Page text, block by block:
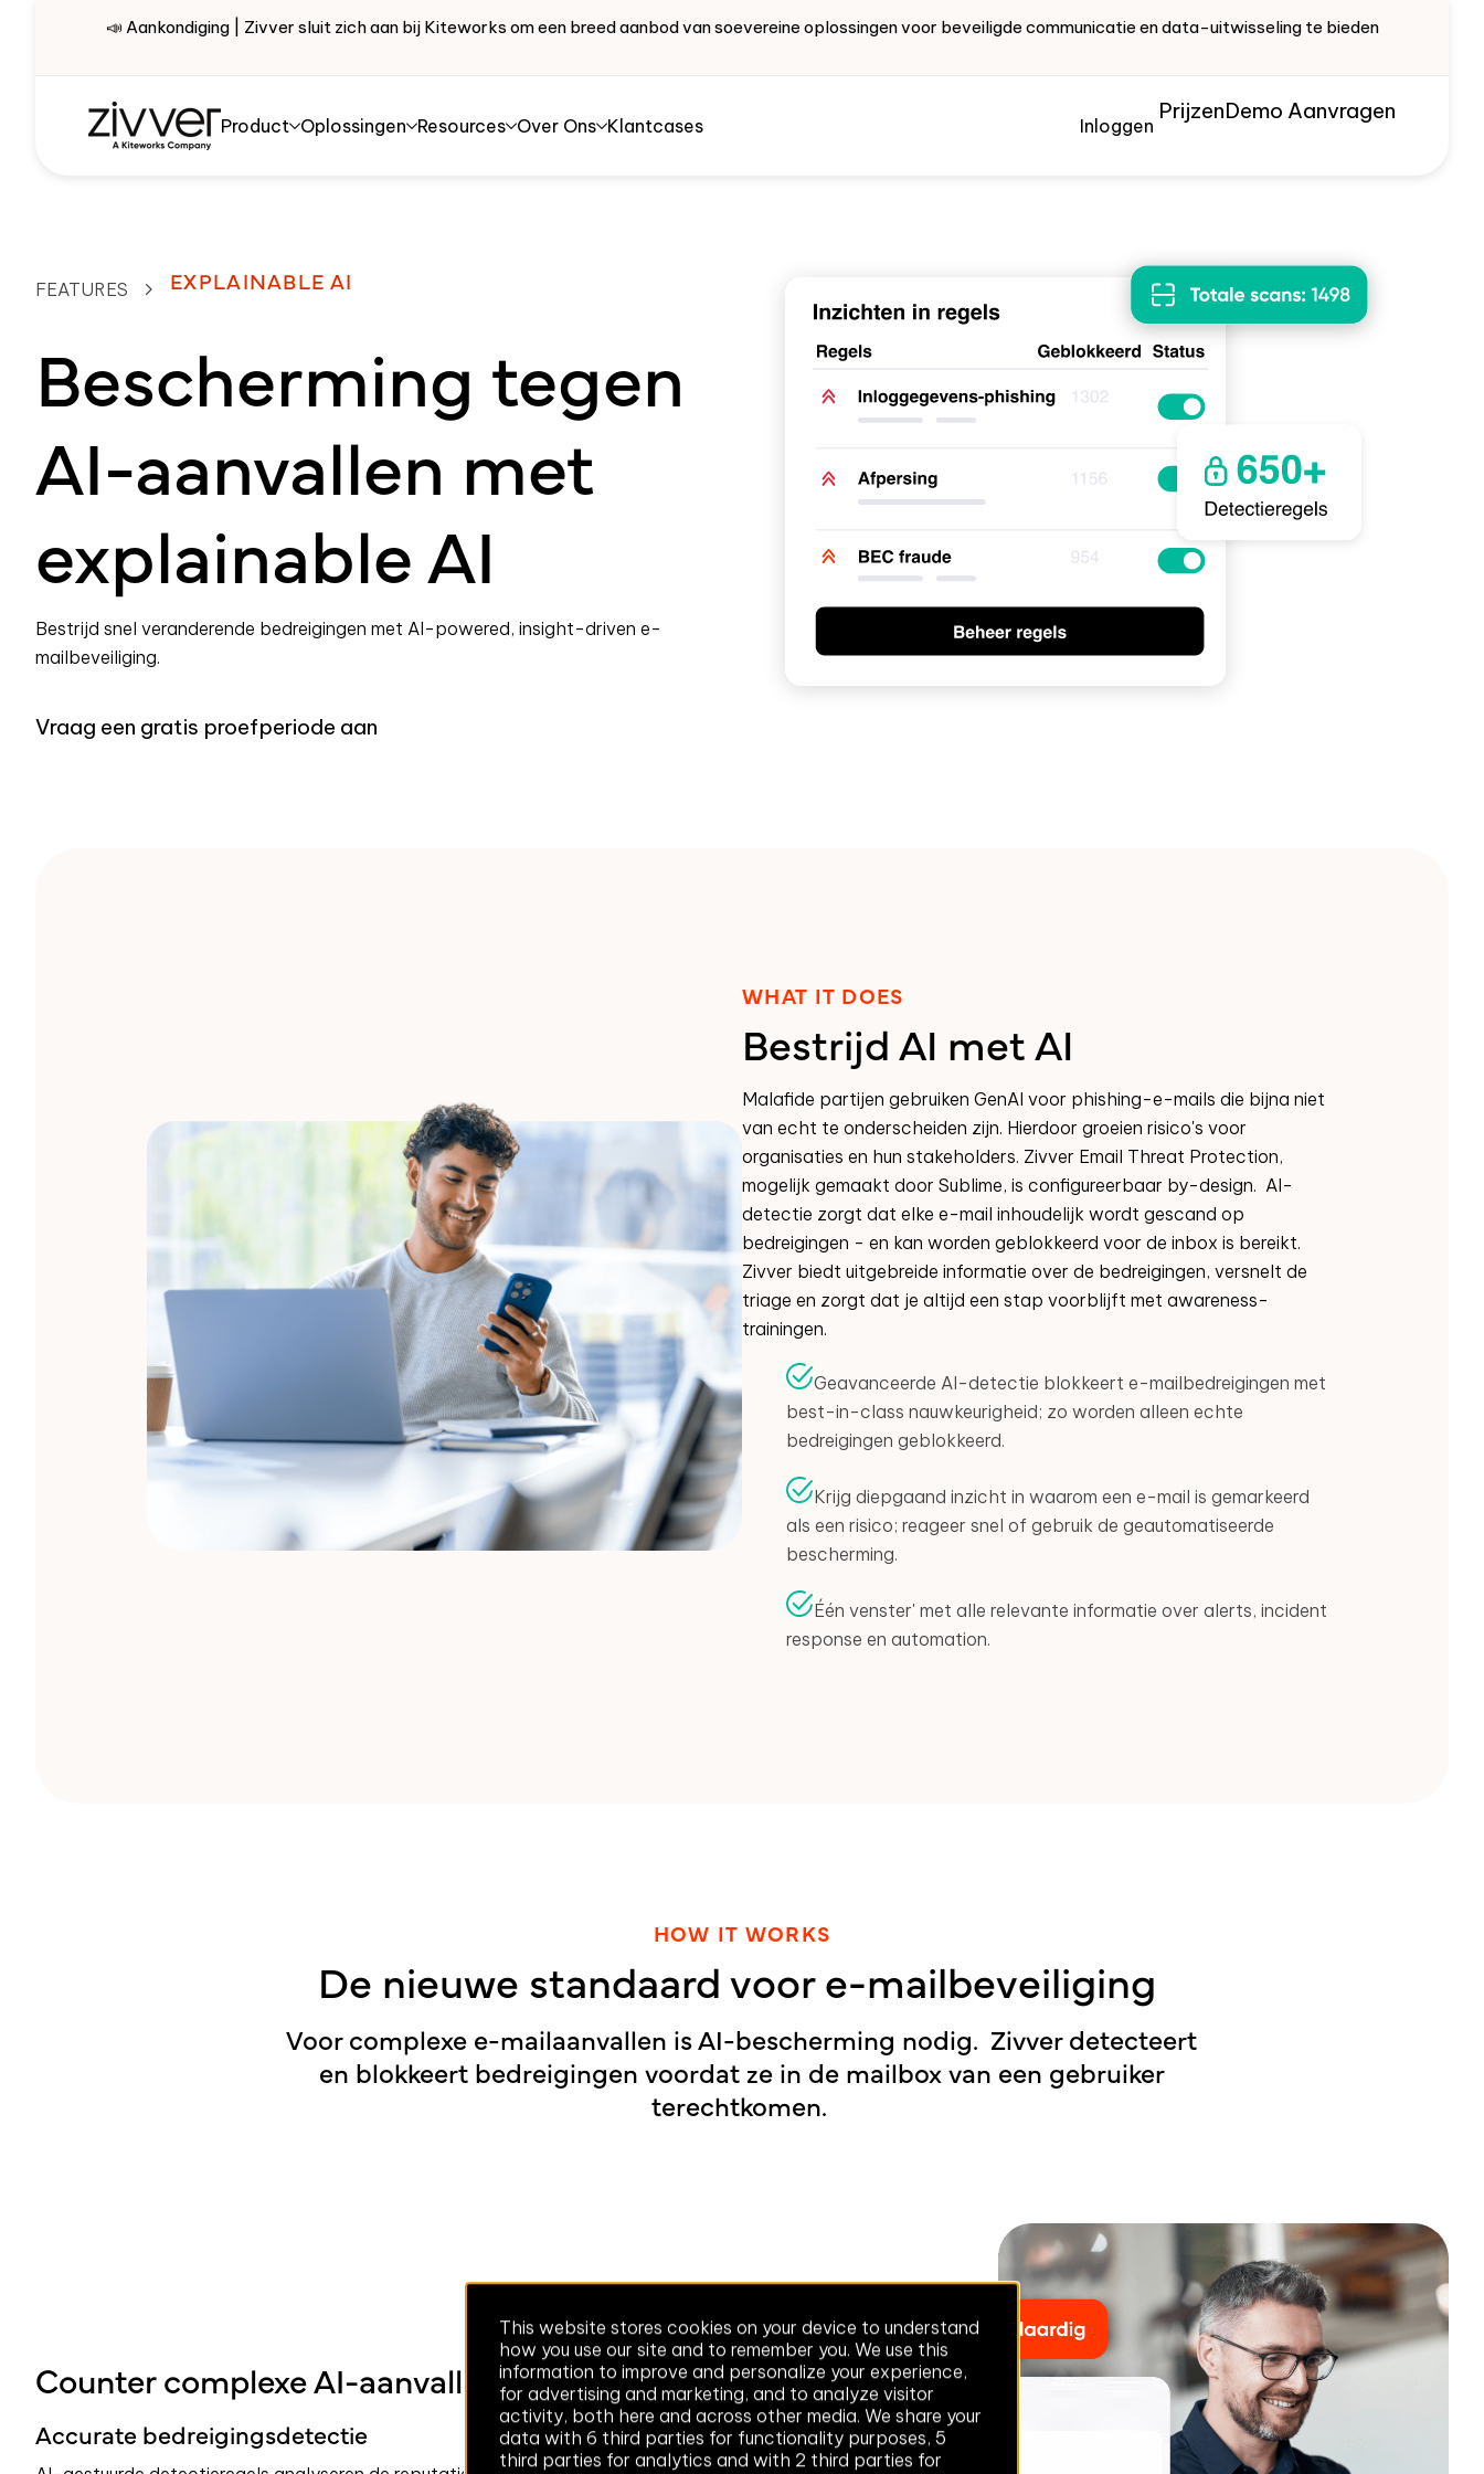
This website stores cookies on your device to understand
how you use our site and to remember you. We use this
information to improve and personalize your experience,
for advertising and marketing, and to analyze visitor
activity, both here and across other media. We share your
data with 6 third parties for functionality purposes, 5
third parties for analytics and with 2 third parties for
📣 Aankondiging | Zivver sluit zich aan bij Kiteworks om een breed aanbod van soevereine oplossingen voor beveiligde communicatie en data-uitwisseling te bieden
Product Oplossingen Resources Over Ons Klantcases Inloggen
PrijzenDemo Aanvragen
FEATURES EXPLAINABLE AI
Bescherming tegen
AI-aanvallen met
explainable AI
Bestrijd snel veranderende bedreigingen met AI-powered, insight-driven e-
mailbeveiliging.
Vraag een gratis proefperiode aan
WHAT IT DOES
Bestrijd AI met AI
Malafide partijen gebruiken GenAI voor phishing-e-mails die bijna niet
van echt te onderscheiden zijn. Hierdoor groeien risico's voor
organisaties en hun stakeholders. Zivver Email Threat Protection,
mogelijk gemaakt door Sublime, is configureerbaar by-design. AI-
detectie zorgt dat elke e-mail inhoudelijk wordt gescand op
bedreigingen - en kan worden geblokkeerd voor de inbox is bereikt.
Zivver biedt uitgebreide informatie over de bedreigingen, versnelt de
triage en zorgt dat je altijd een stap voorblijft met awareness-
trainingen.
Geavanceerde AI-detectie blokkeert e-mailbedreigingen met
best-in-class nauwkeurigheid; zo worden alleen echte
bedreigingen geblokkeerd.
Krijg diepgaand inzicht in waarom een e-mail is gemarkeerd
als een risico; reageer snel of gebruik de geautomatiseerde
bescherming.
Één venster' met alle relevante informatie over alerts, incident
response en automation.
HOW IT WORKS
De nieuwe standaard voor e-mailbeveiliging
Voor complexe e-mailaanvallen is AI-bescherming nodig. Zivver detecteert
en blokkeert bedreigingen voordat ze in de mailbox van een gebruiker
terechtkomen.
Counter complexe AI-aanvallen
Accurate bedreigingsdetectie